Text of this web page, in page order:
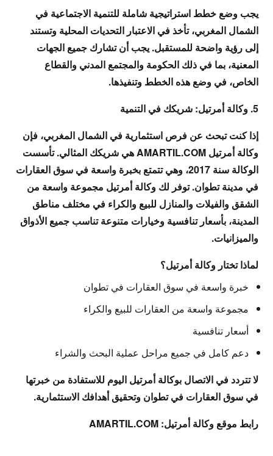
يجب وضع خطط استراتيجية شاملة للتنمية الاجتماعية في
الشمال المغربي، تأخذ في الاعتبار التحديات المحلية وتستند
إلى رؤية واضحة للمستقبل. يجب أن تشارك جميع الجهات
المعنية، بما في ذلك الحكومة والمجتمع المدني والقطاع
الخاص، في وضع هذه الخطط وتنفيذها.
5. وكالة أمرتيل: شريكك في التنمية
إذا كنت تبحث عن فرص استثمارية في الشمال المغربي، فإن
وكالة أمرتيل AMARTIL.COM هي شريكك المثالي. تأسست
الوكالة سنة 2017، وهي تتمتع بخبرة واسعة في سوق العقارات
في مدينة تطوان. توفر لك وكالة أمرتيل مجموعة واسعة من
الشقق والفيلات والمنازل للبيع والكراء في مختلف مناطق
المدينة، بأسعار تنافسية وخيارات متنوعة تناسب جميع الأذواق
والميزانيات.
لماذا تختار وكالة أمرتيل؟
خبرة واسعة في سوق العقارات في تطوان
مجموعة واسعة من العقارات للبيع والكراء
أسعار تنافسية
دعم كامل في جميع مراحل عملية البحث والشراء
لا تتردد في الاتصال بوكالة أمرتيل اليوم للاستفادة من خبرتها
في سوق العقارات في تطوان وتحقيق أهدافك الاستثمارية.
رابط موقع وكالة أمرتيل: AMARTIL.COM